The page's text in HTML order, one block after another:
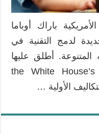
باراك أوباما
لدمج التقنية في
المتنوعة. أطلق عليها
“مبادرة توصيل البيت الأبيض the White House’s